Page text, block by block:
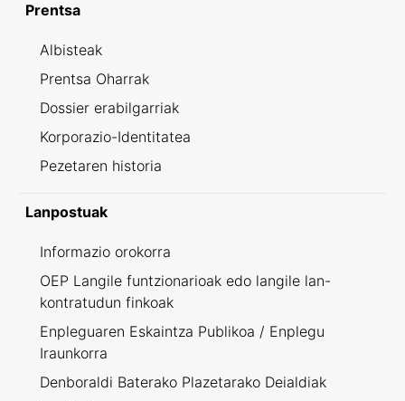
Prentsa
Albisteak
Prentsa Oharrak
Dossier erabilgarriak
Korporazio-Identitatea
Pezetaren historia
Lanpostuak
Informazio orokorra
OEP Langile funtzionarioak edo langile lan-
kontratudun finkoak
Enpleguaren Eskaintza Publikoa / Enplegu
Iraunkorra
Denboraldi Baterako Plazetarako Deialdiak